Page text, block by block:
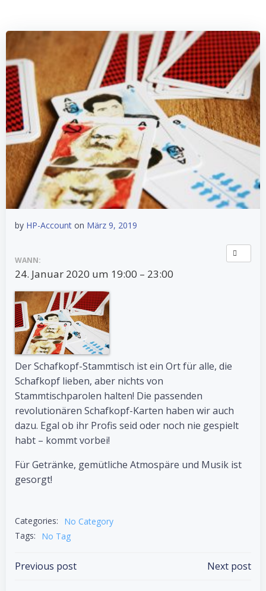
by HP-Account on März 9, 2019
WANN:
24. Januar 2020 um 19:00 – 23:00
Der Schafkopf-Stammtisch ist ein Ort für alle, die
Schafkopf lieben, aber nichts von
Stammtischparolen halten! Die passenden
revolutionären Schafkopf-Karten haben wir auch
dazu. Egal ob ihr Profis seid oder noch nie gespielt
habt – kommt vorbei!
Für Getränke, gemütliche Atmospäre und Musik ist
gesorgt!
Categories:
No Category
Tags:
No Tag
Post
Previous post Next post